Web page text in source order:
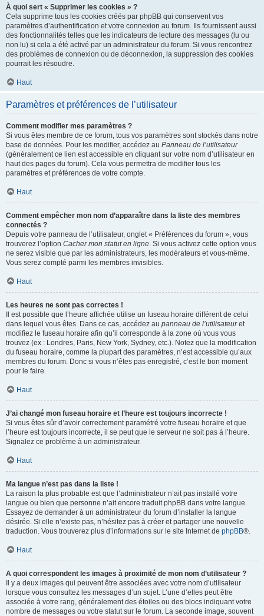
À quoi sert « Supprimer les cookies » ?
Cela supprime tous les cookies créés par phpBB qui conservent vos
paramètres d’authentification et votre connexion au forum. Ils fournissent aussi
des fonctionnalités telles que les indicateurs de lecture des messages (lu ou
non lu) si cela a été activé par un administrateur du forum. Si vous rencontrez
des problèmes de connexion ou de déconnexion, la suppression des cookies
pourrait les résoudre.
Haut
Paramètres et préférences de l’utilisateur
Comment modifier mes paramètres ?
Si vous êtes membre de ce forum, tous vos paramètres sont stockés dans notre
base de données. Pour les modifier, accédez au Panneau de l’utilisateur
(généralement ce lien est accessible en cliquant sur votre nom d’utilisateur en
haut des pages du forum). Cela vous permettra de modifier tous les
paramètres et préférences de votre compte.
Haut
Comment empêcher mon nom d’apparaître dans la liste des membres
connectés ?
Depuis votre panneau de l’utilisateur, onglet « Préférences du forum », vous
trouverez l’option Cacher mon statut en ligne. Si vous activez cette option vous
ne serez visible que par les administrateurs, les modérateurs et vous-même.
Vous serez compté parmi les membres invisibles.
Haut
Les heures ne sont pas correctes !
Il est possible que l’heure affichée utilise un fuseau horaire différent de celui
dans lequel vous êtes. Dans ce cas, accédez au panneau de l’utilisateuret
modifiez le fuseau horaire afin qu’il corresponde à la zone où vous vous
trouvez (ex : Londres, Paris, New York, Sydney, etc.). Notez que la modification
du fuseau horaire, comme la plupart des paramètres, n’est accessible qu’aux
membres du forum. Donc si vous n’êtes pas enregistré, c’est le bon moment
pour le faire.
Haut
J’ai changé mon fuseau horaire et l’heure est toujours incorrecte !
Si vous êtes sûr d’avoir correctement paramétré votre fuseau horaire et que
l’heure est toujours incorrecte, il se peut que le serveur ne soit pas à l’heure.
Signalez ce problème à un administrateur.
Haut
Ma langue n’est pas dans la liste !
La raison la plus probable est que l’administrateur n’ait pas installé votre
langue ou bien que personne n’ait encore traduit phpBB dans votre langue.
Essayez de demander à un administrateur du forum d’installer la langue
désirée. Si elle n’existe pas, n’hésitez pas à créer et partager une nouvelle
traduction. Vous trouverez plus d’informations sur le site Internet de phpBB®.
Haut
A quoi correspondent les images à proximité de mon nom d’utilisateur ?
Il y a deux images qui peuvent être associées avec votre nom d’utilisateur
lorsque vous consultez les messages d’un sujet. L’une d’elles peut être
associée à votre rang, généralement des étoiles ou des blocs indiquant votre
nombre de messages ou votre statut sur le forum. La seconde image, souvent